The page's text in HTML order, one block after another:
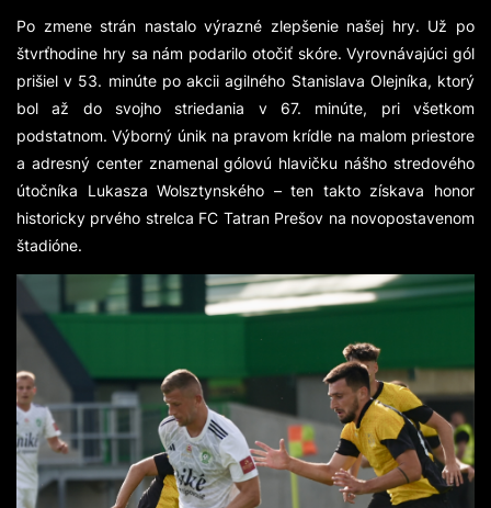
Po zmene strán nastalo výrazné zlepšenie našej hry. Už po
štvrťhodine hry sa nám podarilo otočiť skóre. Vyrovnávajúci gól
prišiel v 53. minúte po akcii agilného Stanislava Olejníka, ktorý
bol až do svojho striedania v 67. minúte, pri všetkom
podstatnom. Výborný únik na pravom krídle na malom priestore
a adresný center znamenal gólovú hlavičku nášho stredového
útočníka Lukasza Wolsztynského – ten takto získava honor
historicky prvého strelca FC Tatran Prešov na novopostavenom
štadióne.